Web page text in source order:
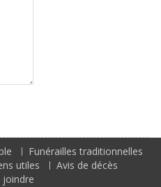
Funérailles traditionnelles
utiles
Avis de décès
joindre